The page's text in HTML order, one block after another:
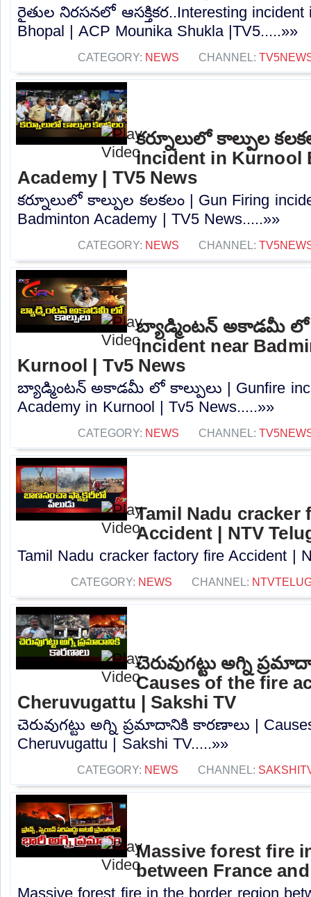
రైతుల నిరసనలో ఆసక్తికర..Interesting incident
Bhopal | ACP Mounika Shukla |TV5.....»»
CATEGORY: NEWS CHANNEL:
కర్నూలులో కాల్పుల
incident in Kurnool
Academy | TV5 News
కర్నూలులో కాల్పుల కలకలం | Gun Firing
Badminton Academy | TV5 News.....»»
CATEGORY: NEWS CHANNEL:
బ్యాడ్మింటన్ అకాడమీ లో
incident near
Kurnool | Tv5 News
బ్యాడ్మింటన్ అకాడమీ లో కాల్పులు | Gunfire
Academy in Kurnool | Tv5 News.....»»
CATEGORY: NEWS CHANNEL:
Tamil Nadu cracker
Accident | NTV
Tamil Nadu cracker factory fire Accident |
CATEGORY: NEWS CHANNEL:
చెరువుగట్టు అగ్ని
Causes of the fire
Cheruvugattu | Sakshi TV
చెరువుగట్టు అగ్ని ప్రమాదానికి కారణాలు |
Cheruvugattu | Sakshi TV.....»»
CATEGORY: NEWS CHANNEL:
Massive forest fire
between France
Massive forest fire in the border region